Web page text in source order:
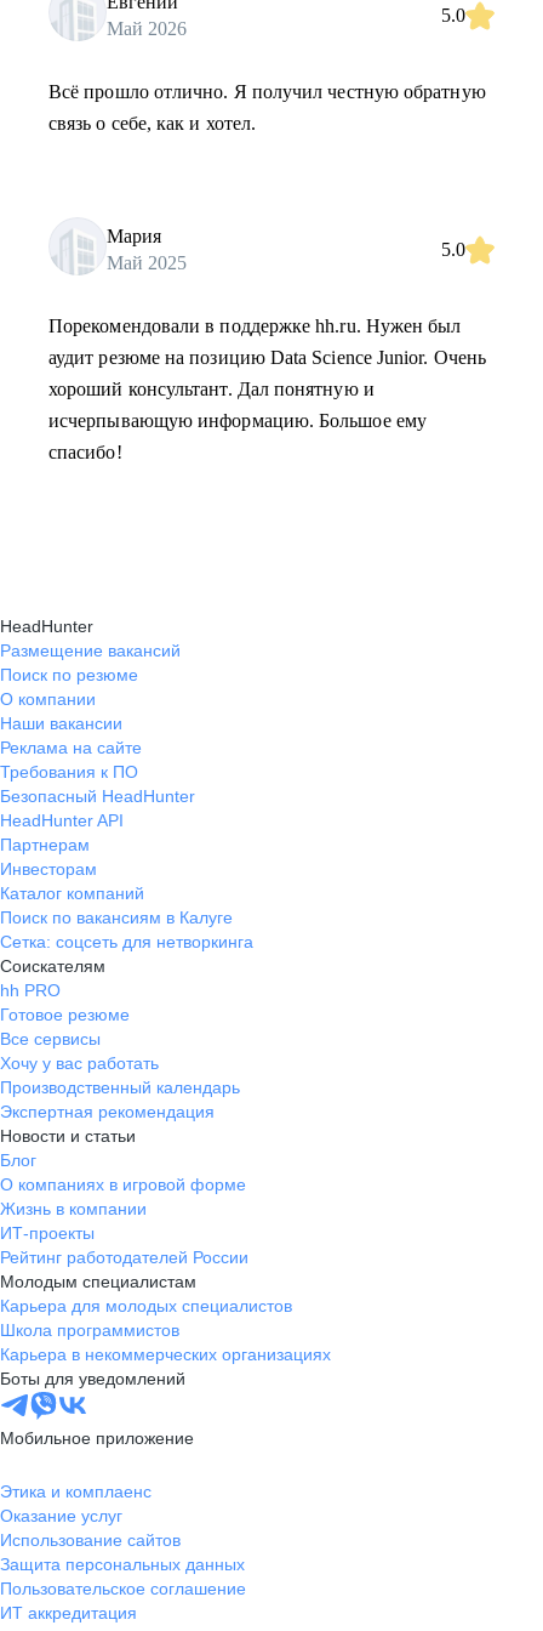
Май 2026
5.0
Всё прошло отлично. Я получил честную обратную
связь о себе, как и хотел.
Мария
Май 2025
5.0
Порекомендовали в поддержке hh.ru. Нужен был
аудит резюме на позицию Data Science Junior. Очень
хороший консультант. Дал понятную и
исчерпывающую информацию. Большое ему
спасибо!
HeadHunter
Размещение вакансий
Поиск по резюме
О компании
Наши вакансии
Реклама на сайте
Требования к ПО
Безопасный HeadHunter
HeadHunter API
Партнерам
Инвесторам
Каталог компаний
Поиск по вакансиям в Калуге
Сетка: соцсеть для нетворкинга
Соискателям
hh PRO
Готовое резюме
Все сервисы
Хочу у вас работать
Производственный календарь
Экспертная рекомендация
Новости и статьи
Блог
О компаниях в игровой форме
Жизнь в компании
ИТ-проекты
Рейтинг работодателей России
Молодым специалистам
Карьера для молодых специалистов
Школа программистов
Карьера в некоммерческих организациях
Боты для уведомлений
Мобильное приложение
Этика и комплаенс
Оказание услуг
Использование сайтов
Защита персональных данных
Пользовательское соглашение
ИТ аккредитация